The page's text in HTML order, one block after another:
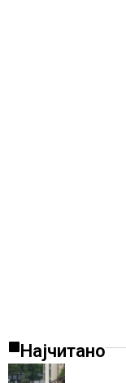
Најчитано